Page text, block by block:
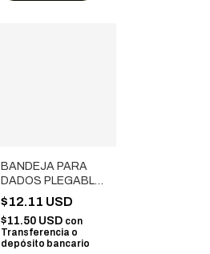
BANDEJA PARA
DADOS PLEGABLE
DE TERCIOPELO
AMARILLO
$12.11 USD
$11.50 USD con
Transferencia o
depósito bancario